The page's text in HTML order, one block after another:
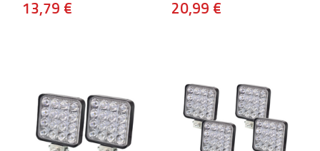
13,79 € 20,99 €